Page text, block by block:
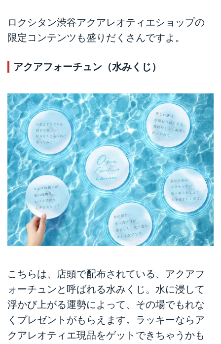
ロクシタン渋谷アクアレオティエショップの
限定コンテンツも盛りだくさんですよ。
アクアフォーチュン（水みくじ）
こちらは、店頭で配布されている、アクアフ
ォーチュンと呼ばれる水みくじ。水に浸して
浮かび上がる運勢によって、その場でもれな
くプレゼントがもらえます。ラッキーならア
クアレオティエ現品をゲットできちゃうかも